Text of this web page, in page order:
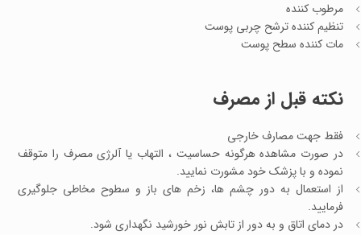
مرطوب کننده
تنظیم کننده ترشح چربی پوست
مات کننده سطح پوست
نکته قبل از مصرف
فقط جهت مصارف خارجی
در صورت مشاهده هرگونه حساسیت ، التهاب یا آلرژی مصرف را متوقف
نموده و با پزشک خود مشورت نمایید.
از استعمال به دور چشم ها، زخم های باز و سطوح مخاطی جلوگیری
فرمایید.
در دمای اتاق و به دور از تابش نور خورشید نگهداری شود.